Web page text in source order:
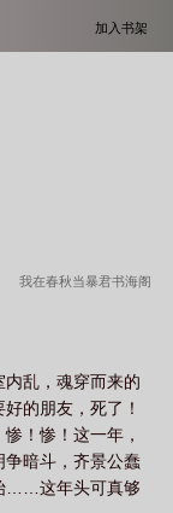
加入书架
我在春秋当暴君书海阁
在春秋不当王几个女
我在春秋当暴君书海
不当王百度百科 我在
我在春秋当暴君有
乱，魂穿而来的
的朋友，死了！
！惨！这一年，
争暗斗，齐景公蠢
……这年头可真够